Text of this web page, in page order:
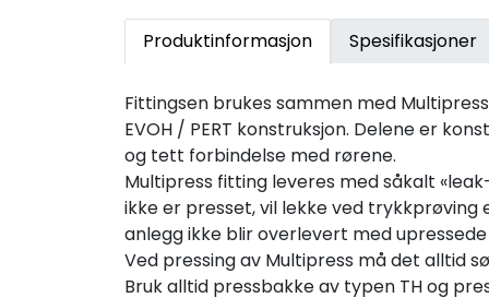
Produktinformasjon Spesifikasjoner
Fittingsen brukes sammen med
EVOH / PERT konstruksjon. Delene er
og tett forbindelse med rørene.
Multipress fitting leveres med såkalt
ikke er presset, vil lekke ved
anlegg ikke blir overlevert med
Ved pressing av Multipress må det alltid
Bruk alltid pressbakke av typen TH og